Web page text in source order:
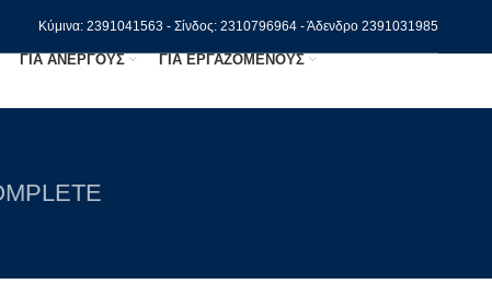
Κύμινα: 2391041563 - Σίνδος: 2310796964 - Άδενδρο 2391031985
ΓΙΑ ΑΝΕΡΓΟΥΣ ΓΙΑ ΕΡΓΑΖΟΜΕΝΟΥΣ